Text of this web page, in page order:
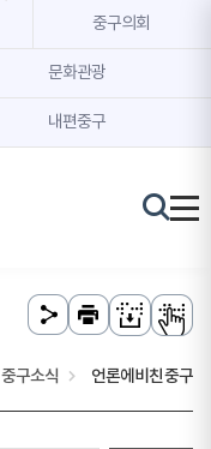
중구의회
문화관광
내편중구
중구소식 언론에비친중구